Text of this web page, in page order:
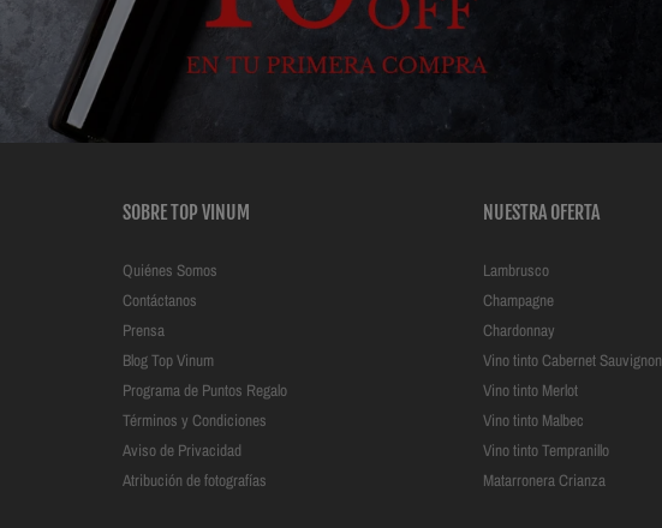
SOBRE TOP VINUM
Quiénes Somos
Contáctanos
Prensa
Blog Top Vinum
Programa de Puntos Regalo
Términos y Condiciones
Aviso de Privacidad
Atribución de fotografías
NUESTRA OFERTA
Lambrusco
Champagne
Chardonnay
Vino tinto Cabernet Sauvignon
Vino tinto Merlot
Vino tinto Malbec
Vino tinto Tempranillo
Matarronera Crianza